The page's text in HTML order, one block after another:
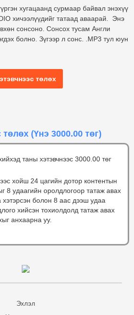
хугацаанд сурмаар байвал энэхүү
хичээлүүдийг татаад аваарай. Энэ
сонсоно. Сонсох тусам Англи
болно. Зүгээр л сонс. .MP3 тул юун
төлөх
төлөх (Үнэ 3000.00 төг)
таны хэтэвчнээс 3000.00 төг
хойш 24 цагийн дотор контентын
8 удаагийн оролдлогоор татаж авах
хэтэрсэн болон 8 аас дээш удаа
хийсэн тохиолдолд татаж авах
анхаарна уу.
Эхлэл